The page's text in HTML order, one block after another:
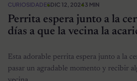
CURIOSIDADESDIC 12, 20243 MIN
Perrita espera junto a la
días a que la vecina la
Esta adorable perrita espera junto a la
pasar un agradable momento y recibir